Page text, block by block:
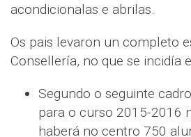
acondicionalas e abrilas.
Os pais levaron un completo
Consellería, no que se incidía
Segundo o seguinte
para o curso 2015-2016
haberá no centro 750